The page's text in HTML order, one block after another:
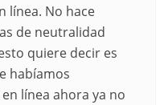
línea. No hace
de neutralidad
quiere decir es
habíamos
línea ahora ya no